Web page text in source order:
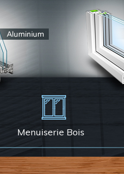
Menuiserie Bois